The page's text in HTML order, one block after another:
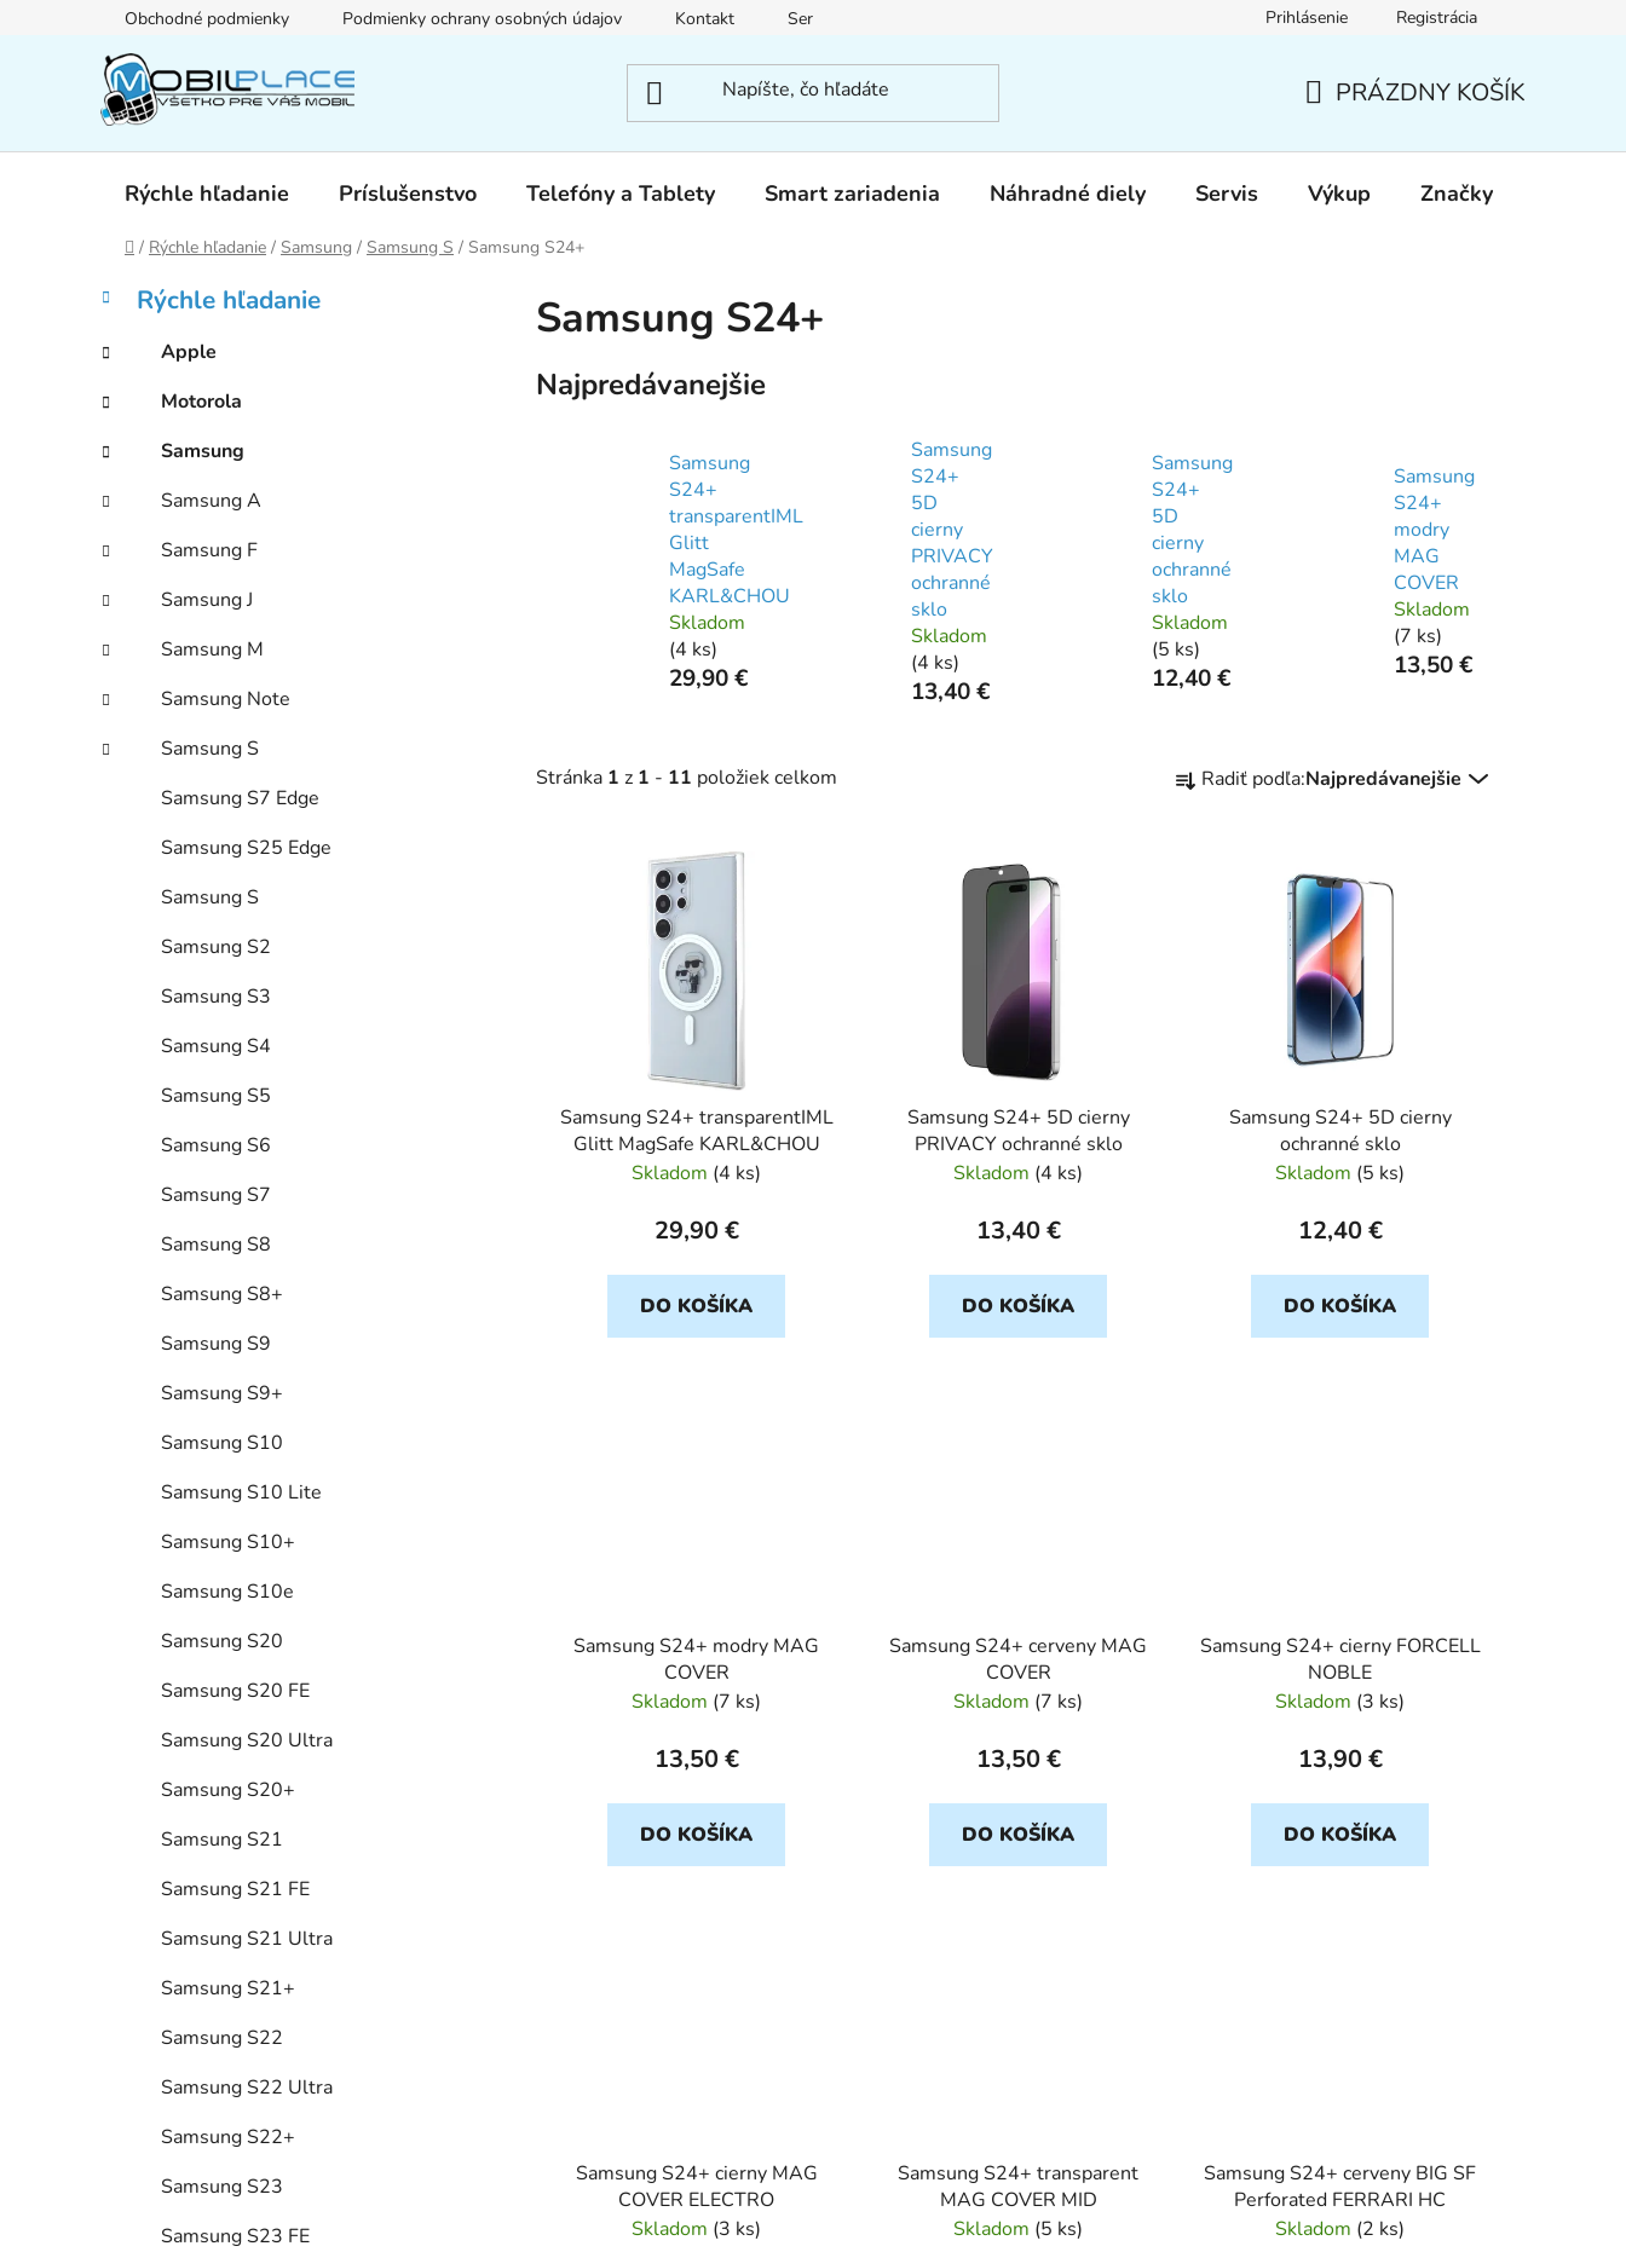
Obchodné podmienky Podmienky ochrany osobných údajov Kontakt Servis Prihlásenie Registrácia
KOŠÍK
PRÁZDNY KOŠÍK
Rýchle hľadanie Príslušenstvo Telefóny a Tablety Smart zariadenia Náhradné diely Servis Výkup Značky
Domov
/ Rýchle hľadanie / Samsung / Samsung S / Samsung S24+
B
č
ý
p
n
e
l
Preskočiť
kategórie
K
a
e
g
ó
r
e
Rýchle hľadanie
Apple
Motorola
Samsung
Samsung A
Samsung F
Samsung J
Samsung M
Samsung Note
Samsung S
Samsung S7 Edge
Samsung S25 Edge
Samsung S
Samsung S2
Samsung S3
Samsung S4
Samsung S5
Samsung S6
Samsung S7
Samsung S8
Samsung S8+
Samsung S9
Samsung S9+
Samsung S10
Samsung S10 Lite
Samsung S10+
Samsung S10e
Samsung S20
Samsung S20 FE
Samsung S20 Ultra
Samsung S20+
Samsung S21
Samsung S21 FE
Samsung S21 Ultra
Samsung S21+
Samsung S22
Samsung S22 Ultra
Samsung S22+
Samsung S23
Samsung S23 FE
Samsung S24+
Najpredávanejšie
Samsung
S24+
transparentIML
Glitt
MagSafe
KARL&CHOU
Skladom
(4 ks)
29,90 €
Samsung
S24+
5D
cierny
PRIVACY
ochranné
sklo
Skladom
(4 ks)
13,40 €
Samsung
S24+
5D
cierny
ochranné
sklo
Skladom
(5 ks)
12,40 €
Samsung
S24+
modry
MAG
COVER
Skladom
(7 ks)
13,50 €
Stránka 1 z 1 - 11 položiek celkom
a Radiť podľa:Najpredávanejšie
Samsung S24+ transparentIML
Glitt MagSafe KARL&CHOU
Skladom (4 ks)
29,90 €
DO KOŠÍKA
Samsung S24+ 5D cierny
PRIVACY ochranné sklo
Skladom (4 ks)
13,40 €
DO KOŠÍKA
Samsung S24+ 5D cierny
ochranné sklo
Skladom (5 ks)
12,40 €
DO KOŠÍKA
Samsung S24+ modry MAG
COVER
Skladom (7 ks)
13,50 €
DO KOŠÍKA
Samsung S24+ cerveny MAG
COVER
Skladom (7 ks)
13,50 €
DO KOŠÍKA
Samsung S24+ cierny FORCELL
NOBLE
Skladom (3 ks)
13,90 €
DO KOŠÍKA
Samsung S24+ cierny MAG
COVER ELECTRO
Skladom (3 ks)
Samsung S24+ transparent
MAG COVER MID
Skladom (5 ks)
Samsung S24+ cerveny BIG SF
Perforated FERRARI HC
Skladom (2 ks)